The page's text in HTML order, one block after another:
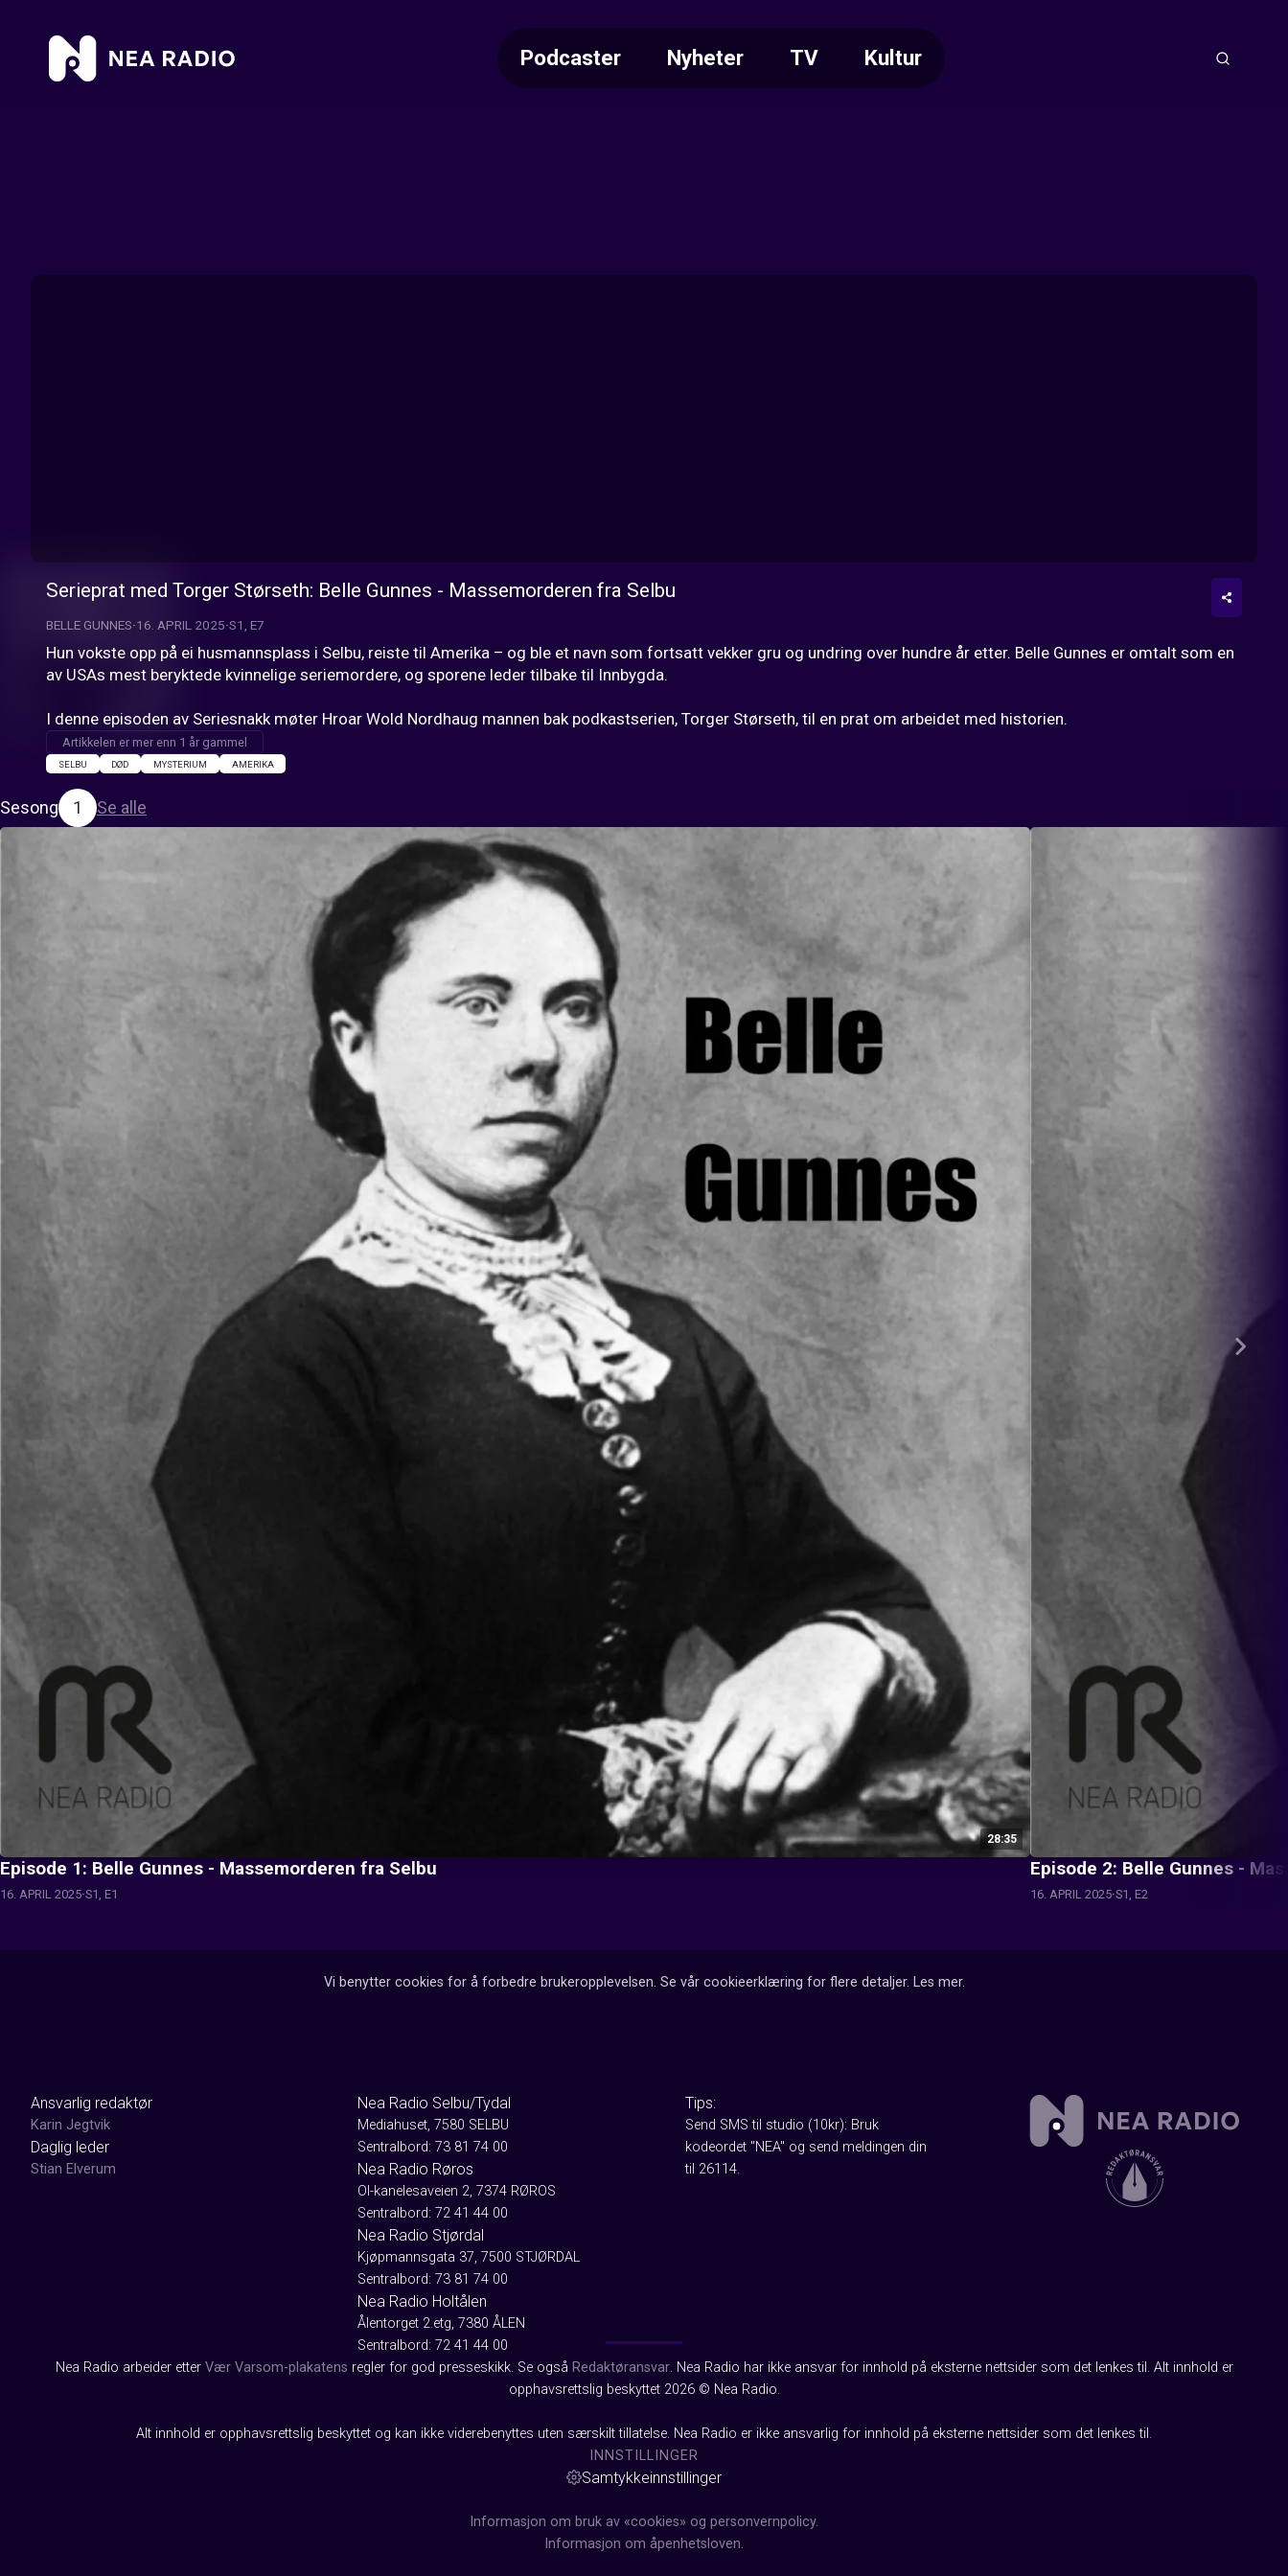
Podcaster Nyheter TV Kultur
Serieprat med Torger Størseth: Belle Gunnes - Massemorderen fra Selbu
BELLE GUNNES 16. APRIL 2025 S1, E7
Hun vokste opp på ei husmannsplass i Selbu, reiste til Amerika – og ble et navn som fortsatt vekker gru og undring over hundre år etter. Belle Gunnes er omtalt som en
av USAs mest beryktede kvinnelige seriemordere, og sporene leder tilbake til Innbygda.
I denne episoden av Seriesnakk møter Hroar Wold Nordhaug mannen bak podkastserien, Torger Størseth, til en prat om arbeidet med historien.
Artikkelen er mer enn 1 år gammel
SELBU DØD MYSTERIUM AMERIKA
Sesong 1 Se alle
28:35
Episode 1: Belle Gunnes - Massemorderen fra Selbu
16. APRIL 2025 S1, E1
Episode 2: Belle Gunnes -
16. APRIL 2025 S1, E2
Vi benytter cookies for å forbedre brukeropplevelsen. Se vår cookieerklæring for flere detaljer. Les mer.
Ansvarlig redaktør
Karin Jegtvik
Daglig leder
Stian Elverum
Nea Radio Selbu/Tydal
Mediahuset, 7580 SELBU
Sentralbord: 73 81 74 00
Nea Radio Røros
Ol-kanelesaveien 2, 7374 RØROS
Sentralbord: 72 41 44 00
Nea Radio Stjørdal
Kjøpmannsgata 37, 7500 STJØRDAL
Sentralbord: 73 81 74 00
Nea Radio Holtålen
Ålentorget 2.etg, 7380 ÅLEN
Sentralbord: 72 41 44 00
Tips:
Send SMS til studio (10kr): Bruk
kodeordet "NEA" og send meldingen din
til 26114.
Nea Radio arbeider etter Vær Varsom-plakatens regler for god presseskikk. Se også Redaktøransvar. Nea Radio har ikke ansvar for innhold på eksterne nettsider som det lenkes til. Alt innhold er
opphavsrettslig beskyttet 2026 © Nea Radio.
Alt innhold er opphavsrettslig beskyttet og kan ikke viderebenyttes uten særskilt tillatelse. Nea Radio er ikke ansvarlig for innhold på eksterne nettsider som det lenkes til.
INNSTILLINGER
Samtykkeinnstillinger
Informasjon om bruk av «cookies» og personvernpolicy.
Informasjon om åpenhetsloven.